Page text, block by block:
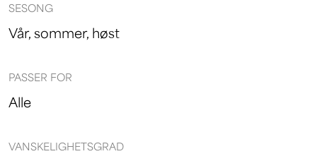
SESONG
Vår, sommer, høst
PASSER FOR
Alle
VANSKELIGHETSGRAD